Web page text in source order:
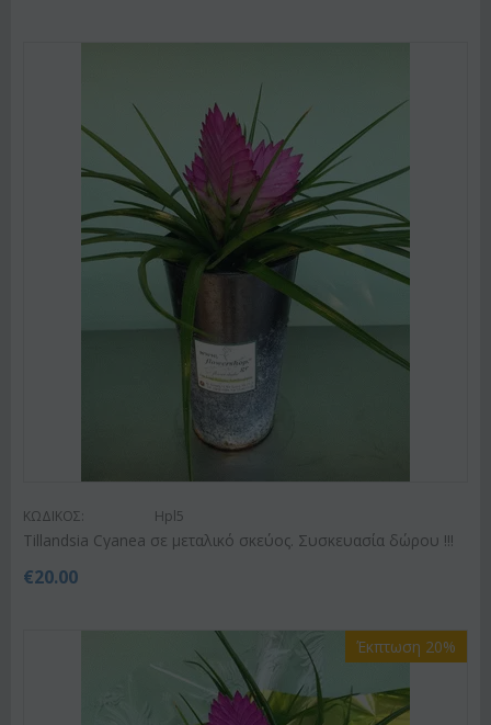
ΚΩΔΙΚΟΣ: Hpl5
Tillandsia Cyanea σε μεταλικό σκεύος. Συσκευασία δώρου !!!
€20.00
Έκπτωση 20%